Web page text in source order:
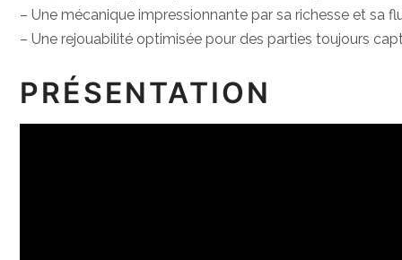
– Une mécanique impressionnante par sa richesse et sa
– Une rejouabilité optimisée pour des parties toujours
PRÉSENTATION